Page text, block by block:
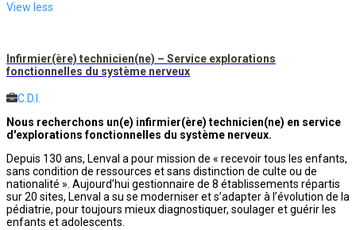
View less
Infirmier(ère) technicien(ne) – Service explorations
fonctionnelles du système nerveux
C.D.I.
Nous recherchons un(e) infirmier(ère) technicien(ne) en service
d'explorations fonctionnelles du système nerveux.
Depuis 130 ans, Lenval a pour mission de « recevoir tous les enfants,
sans condition de ressources et sans distinction de culte ou de
nationalité ». Aujourd’hui gestionnaire de 8 établissements répartis
sur 20 sites, Lenval a su se moderniser et s’adapter à l’évolution de la
pédiatrie, pour toujours mieux diagnostiquer, soulager et guérir les
enfants et adolescents.